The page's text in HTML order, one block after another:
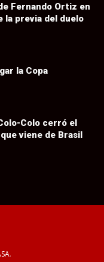
Fernando Ortiz en
la previa del duelo
la Copa
Colo cerró el
viene de Brasil
.